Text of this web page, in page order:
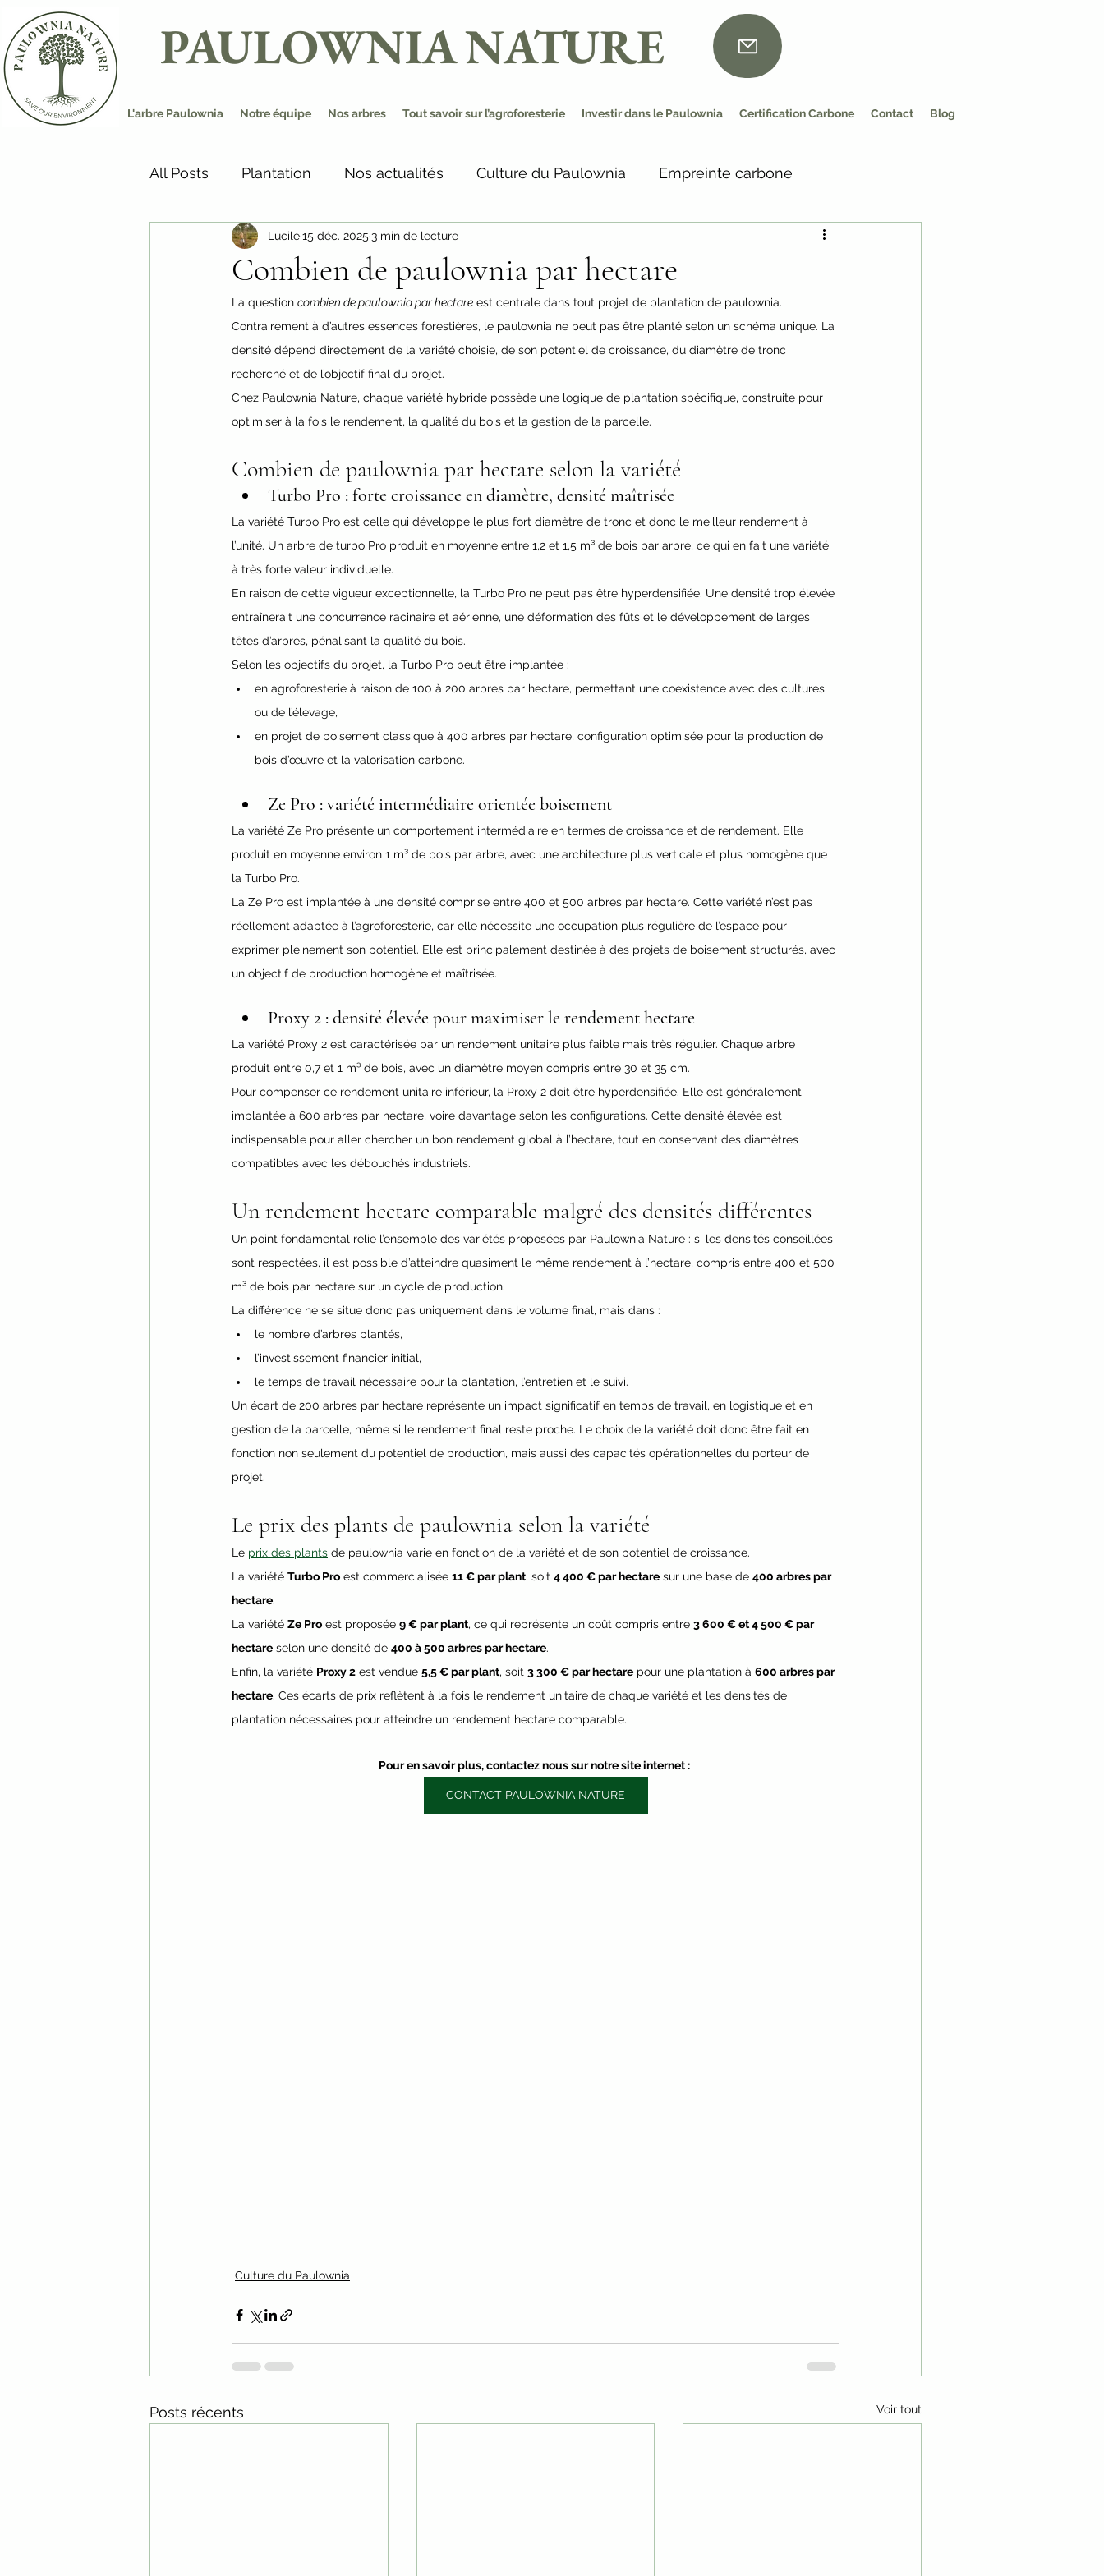
PAULOWNIA NATURE
L'arbre Paulownia Notre équipe Nos arbres Tout savoir sur l’agroforesterie Investir dans le Paulownia Certification Carbone Contact Blog
All Posts Plantation Nos actualités Culture du Paulownia Empreinte carbone
Combien de paulownia par hectare
Lucile15 déc. 2025 3 min de lecture
La question combien de paulownia par hectare est centrale dans tout projet de plantation de paulownia.
Contrairement à d’autres essences forestières, le paulownia ne peut pas être planté selon un schéma unique. La
densité dépend directement de la variété choisie, de son potentiel de croissance, du diamètre de tronc
recherché et de l’objectif final du projet.
Chez Paulownia Nature, chaque variété hybride possède une logique de plantation spécifique, construite pour
optimiser à la fois le rendement, la qualité du bois et la gestion de la parcelle.
Combien de paulownia par hectare selon la variété
Turbo Pro : forte croissance en diamètre, densité maîtrisée
La variété Turbo Pro est celle qui développe le plus fort diamètre de tronc et donc le meilleur rendement à
l’unité. Un arbre de turbo Pro produit en moyenne entre 1,2 et 1,5 m³ de bois par arbre, ce qui en fait une variété
à très forte valeur individuelle.
En raison de cette vigueur exceptionnelle, la Turbo Pro ne peut pas être hyperdensifiée. Une densité trop élevée
entraînerait une concurrence racinaire et aérienne, une déformation des fûts et le développement de larges
têtes d’arbres, pénalisant la qualité du bois.
Selon les objectifs du projet, la Turbo Pro peut être implantée :
en agroforesterie à raison de 100 à 200 arbres par hectare, permettant une coexistence avec des cultures
ou de l’élevage,
en projet de boisement classique à 400 arbres par hectare, configuration optimisée pour la production de
bois d’œuvre et la valorisation carbone.
Ze Pro : variété intermédiaire orientée boisement
La variété Ze Pro présente un comportement intermédiaire en termes de croissance et de rendement. Elle
produit en moyenne environ 1 m³ de bois par arbre, avec une architecture plus verticale et plus homogène que
la Turbo Pro.
La Ze Pro est implantée à une densité comprise entre 400 et 500 arbres par hectare. Cette variété n’est pas
réellement adaptée à l’agroforesterie, car elle nécessite une occupation plus régulière de l’espace pour
exprimer pleinement son potentiel. Elle est principalement destinée à des projets de boisement structurés, avec
un objectif de production homogène et maîtrisée.
Proxy 2 : densité élevée pour maximiser le rendement hectare
La variété Proxy 2 est caractérisée par un rendement unitaire plus faible mais très régulier. Chaque arbre
produit entre 0,7 et 1 m³ de bois, avec un diamètre moyen compris entre 30 et 35 cm.
Pour compenser ce rendement unitaire inférieur, la Proxy 2 doit être hyperdensifiée. Elle est généralement
implantée à 600 arbres par hectare, voire davantage selon les configurations. Cette densité élevée est
indispensable pour aller chercher un bon rendement global à l’hectare, tout en conservant des diamètres
compatibles avec les débouchés industriels.
Un rendement hectare comparable malgré des densités différentes
Un point fondamental relie l’ensemble des variétés proposées par Paulownia Nature : si les densités conseillées
sont respectées, il est possible d’atteindre quasiment le même rendement à l’hectare, compris entre 400 et 500
m³ de bois par hectare sur un cycle de production.
La différence ne se situe donc pas uniquement dans le volume final, mais dans :
le nombre d’arbres plantés,
l’investissement financier initial,
le temps de travail nécessaire pour la plantation, l’entretien et le suivi.
Un écart de 200 arbres par hectare représente un impact significatif en temps de travail, en logistique et en
gestion de la parcelle, même si le rendement final reste proche. Le choix de la variété doit donc être fait en
fonction non seulement du potentiel de production, mais aussi des capacités opérationnelles du porteur de
projet.
Le prix des plants de paulownia selon la variété
Le prix des plants de paulownia varie en fonction de la variété et de son potentiel de croissance.
La variété Turbo Pro est commercialisée 11 € par plant, soit 4 400 € par hectare sur une base de 400 arbres par
hectare.
La variété Ze Pro est proposée 9 € par plant, ce qui représente un coût compris entre 3 600 € et 4 500 € par
hectare selon une densité de 400 à 500 arbres par hectare.
Enfin, la variété Proxy 2 est vendue 5,5 € par plant, soit 3 300 € par hectare pour une plantation à 600 arbres par
hectare. Ces écarts de prix reflètent à la fois le rendement unitaire de chaque variété et les densités de
plantation nécessaires pour atteindre un rendement hectare comparable.
Pour en savoir plus, contactez nous sur notre site internet :
CONTACT PAULOWNIA NATURE
Culture du Paulownia
Posts récents Voir tout